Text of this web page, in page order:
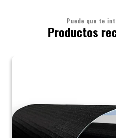
Puede que te
Productos